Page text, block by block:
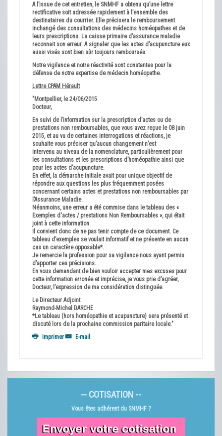
A l’issue de cet entretien, le SNMHF a obtenu qu’une lettre
rectificative soit adressée rapidement à l’ensemble des
destinataires du courrier. Elle précisera le remboursement
inchangé des consultations des médecins homéopathes et de
leurs prescriptions. La caisse primaire d’assurance maladie
reconnait son erreur. A signaler que les actes d’acupuncture eux
aussi visés sont bien sûr toujours remboursés.
Notre vigilance et notre réactivité sont constantes pour la
défense de notre expertise de médecin homéopathe.
Lettre CPAM Hérault
"Montpellier, le 24/06/2015
Docteur,
En suivi de l’information sur la prescription d’actes ou de
prestations non remboursables, que vous avez reçue le 08 juin
2015, et au vu de certaines interrogations et réactions, je
souhaite vous préciser qu’aucun changement n’est
intervenu au niveau de la nomenclature, particulièrement pour
les consultations et les prescriptions d’homéopathie ainsi que
pour les actes d’acupuncture.
En effet, la démarche initiale avait pour unique objectif de
répondre aux questions les plus fréquemment posées
concernant certains actes et prestations non remboursables par
l’Assurance Maladie.
Néanmoins, une erreur a été commise dans le tableau des «
Exemples d'actes / prestations Non Remboursables », qui était
joint à cette information.
Il convient donc de ne pas tenir compte de ce document. Ce
tableau d’exemples se voulait informatif et ne présente en aucun
cas un caractère opposable*.
Je remercie la profession pour sa vigilance nous ayant permis
d’apporter ces précisions.
En vous demandant de bien vouloir accepter mes excuses pour
cette information erronée et imprécise, je vous prie d’agréer,
Docteur, l’expression de ma considération distinguée.
Le Directeur Adjoint
Raymond-Michel DARCHE
*Le tableau (hors homéopathie et acupuncture) sera présenté et
discuté lors de la prochaine commission paritaire locale."
Imprimer
E-mail
-- COTISATION --
Vous êtes adhérent du SNMHF ?